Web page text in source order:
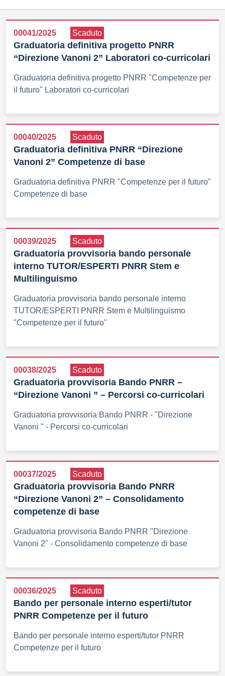
00041/2025 Scaduto
Graduatoria definitiva progetto PNRR
“Direzione Vanoni 2” Laboratori co-curricolari
Graduatoria definitiva progetto PNRR "Competenze per
il futuro" Laboratori co-curricolari
00040/2025 Scaduto
Graduatoria definitiva PNRR “Direzione
Vanoni 2” Competenze di base
Graduatoria definitiva PNRR "Competenze per il futuro"
Competenze di base
00039/2025 Scaduto
Graduatoria provvisoria bando personale
interno TUTOR/ESPERTI PNRR Stem e
Multilinguismo
Graduatoria provvisoria bando personale interno
TUTOR/ESPERTI PNRR Stem e Multilinguismo
"Competenze per il futuro"
00038/2025 Scaduto
Graduatoria provvisoria Bando PNRR –
“Direzione Vanoni ” – Percorsi co-curricolari
Graduatoria provvisoria Bando PNRR - "Direzione
Vanoni " - Percorsi co-curricolari
00037/2025 Scaduto
Graduatoria provvisoria Bando PNRR
“Direzione Vanoni 2” – Consolidamento
competenze di base
Graduatoria provvisoria Bando PNRR "Direzione
Vanoni 2" - Consolidamento competenze di base
00036/2025 Scaduto
Bando per personale interno esperti/tutor
PNRR Competenze per il futuro
Bando per personale interno esperti/tutor PNRR
Competenze per il futuro